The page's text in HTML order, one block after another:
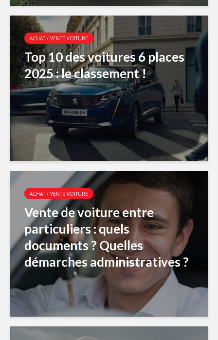
ACHAT / VENTE VOITURE
Top 10 des voitures 6 places
2025 : le classement !
ACHAT / VENTE VOITURE
Vente de voiture entre
particuliers : quels
documents ? Quelles
démarches administratives ?